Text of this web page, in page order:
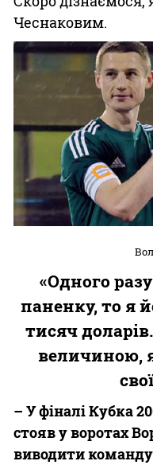
Чеснаковим.
«Одного
паненку, то я
тисяч
величиною,
– У фіналі Кубка
стояв у воротах
виводити